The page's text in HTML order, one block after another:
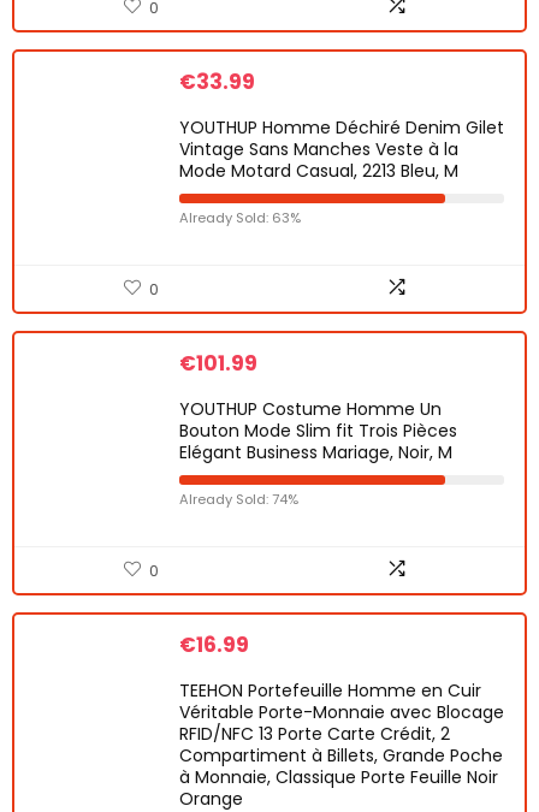
0
€33.99
YOUTHUP Homme Déchiré Denim Gilet
Vintage Sans Manches Veste à la
Mode Motard Casual, 2213 Bleu, M
Already Sold: 63%
0
€101.99
YOUTHUP Costume Homme Un
Bouton Mode Slim fit Trois Pièces
Elégant Business Mariage, Noir, M
Already Sold: 74%
0
€16.99
TEEHON Portefeuille Homme en Cuir
Véritable Porte-Monnaie avec Blocage
RFID/NFC 13 Porte Carte Crédit, 2
Compartiment à Billets, Grande Poche
à Monnaie, Classique Porte Feuille Noir
Orange